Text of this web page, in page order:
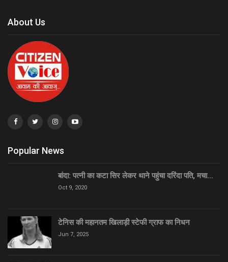
About Us
Popular News
बांदा: पत्नी का कटा सिर लेकर थाने पहुंचा दरिंदा पति, मचा…
Oct 9, 2020
टेनिस की महानतम खिलाड़ी स्टेफी ग्राफ का निधन
Jun 7, 2025